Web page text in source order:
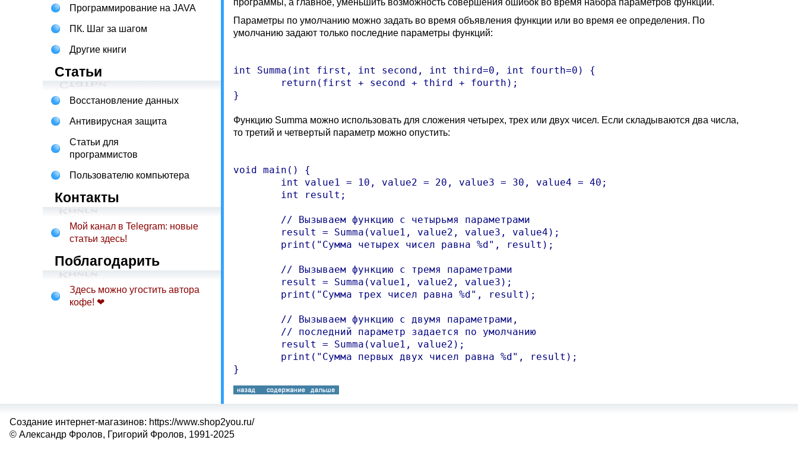
Программирование на JAVA
ПК. Шаг за шагом
Другие книги
Статьи
Восстановление данных
Антивирусная защита
Статьи для
программистов
Пользователю компьютера
Контакты
Мой канал в Telegram: новые
статьи здесь!
Поблагодарить
Здесь можно угостить автора
кофе! ❤
программы, а главное, уменьшить возможность совершения ошибок во время набора параметров функции.
Параметры по умолчанию можно задать во время объявления функции или во время ее определения. По
умолчанию задают только последние параметры функций:
int Summa(int first, int second, int third=0, int fourth=0) {
Функцию Summa можно использовать для сложения четырех, трех или двух чисел. Если складываются два числа,
то третий и четвертый параметр можно опустить:
void main() {
Создание интернет-магазинов: https://www.shop2you.ru/
© Александр Фролов, Григорий Фролов, 1991-2025